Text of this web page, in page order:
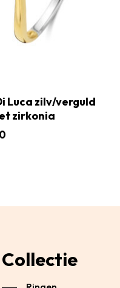
Luca zilv/verguld
zirkonia
Collectie